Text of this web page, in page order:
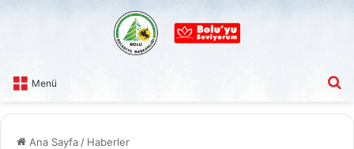
Menü
Ana Sayfa / Haberler